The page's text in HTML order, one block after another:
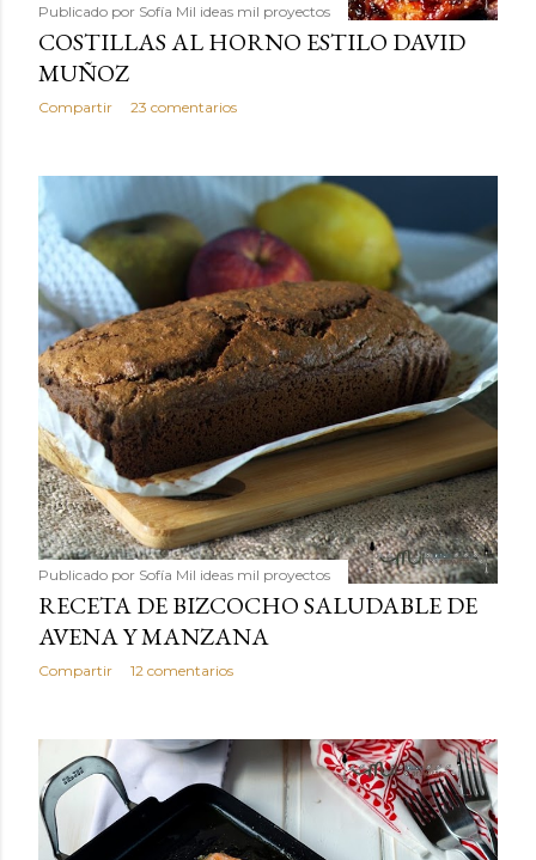
Publicado por Sofía Mil ideas mil proyectos
COSTILLAS AL HORNO ESTILO DAVID
MUÑOZ
Compartir 23 comentarios
Publicado por Sofía Mil ideas mil proyectos
RECETA DE BIZCOCHO SALUDABLE DE
AVENA Y MANZANA
Compartir 12 comentarios